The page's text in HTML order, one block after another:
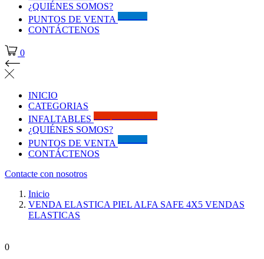
¿QUIÉNES SOMOS?
PUNTOS DE VENTA
CONTÁCTENOS
0
INICIO
CATEGORIAS
INFALTABLES
¿QUIÉNES SOMOS?
PUNTOS DE VENTA
CONTÁCTENOS
Contacte con nosotros
Inicio
VENDA ELASTICA PIEL ALFA SAFE 4X5 VENDAS
ELASTICAS
0